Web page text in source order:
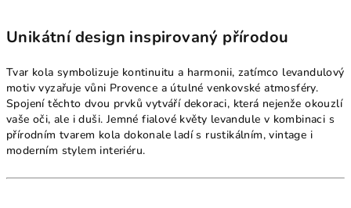
Unikátní design inspirovaný přírodou
Tvar kola symbolizuje kontinuitu a harmonii, zatímco levandulový
motiv vyzařuje vůni Provence a útulné venkovské atmosféry.
Spojení těchto dvou prvků vytváří dekoraci, která nejenže okouzlí
vaše oči, ale i duši. Jemné fialové květy levandule v kombinaci s
přírodním tvarem kola dokonale ladí s rustikálním, vintage i
moderním stylem interiéru.